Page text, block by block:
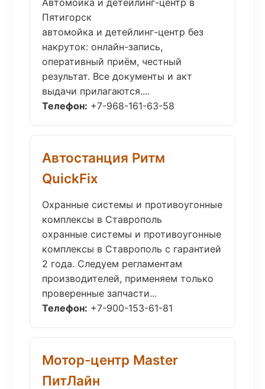
Автомойка и детейлинг-центр в
Пятигорск
автомойка и детейлинг-центр без
накруток: онлайн-запись,
оперативный приём, честный
результат. Все документы и акт
выдачи прилагаются....
Телефон: +7-968-161-63-58
Автостанция Ритм
QuickFix
Охранные системы и противоугонные
комплексы в Ставрополь
охранные системы и противоугонные
комплексы в Ставрополь с гарантией
2 года. Следуем регламентам
производителей, применяем только
проверенные запчасти...
Телефон: +7-900-153-61-81
Мотор-центр Master
ПитЛайн